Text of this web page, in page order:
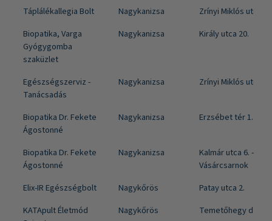
Táplálékallegia Bolt
Nagykanizsa
Zrínyi Miklós utca
Biopatika, Varga
Gyógygomba
szaküzlet
Nagykanizsa Király utca 20.
Egészségszerviz -
Tanácsadás
Nagykanizsa Zrínyi Miklós utca
Biopatika Dr. Fekete
Ágostonné
Nagykanizsa Erzsébet tér 1.
Biopatika Dr. Fekete
Ágostonné
Nagykanizsa
Kalmár utca 6. -
Vásárcsarnok
Elix-IR Egészségbolt
Nagykőrös
Patay utca 2.
KATApult Életmód
Nagykőrös Temetőhegy dűlő